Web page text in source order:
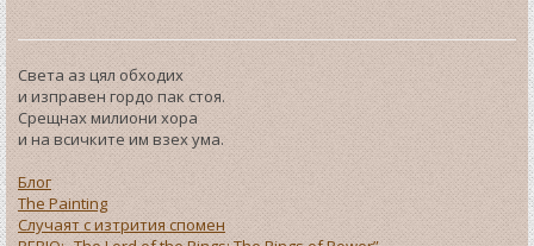
Света аз цял обходих
и изправен гордо пак стоя.
Срещнах милиони хора
и на всичките им взех ума.
Блог
The Painting
Случаят с изтрития спомен